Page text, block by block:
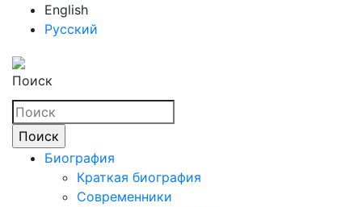
English
Русский
Поиск
Биография
Краткая биография
Современники